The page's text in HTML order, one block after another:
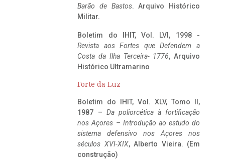
Barão de Bastos. Arquivo Histórico
Militar.
Boletim do IHIT, Vol. LVI, 1998 -
Revista aos Fortes que Defendem a
Costa da Ilha Terceira- 1776, Arquivo
Histórico Ultramarino
Forte da Luz
Boletim do IHIT, Vol. XLV, Tomo II,
1987 – Da poliorcética à fortificação
nos Açores – Introdução ao estudo do
sistema defensivo nos Açores nos
séculos XVI-XIX, Alberto Vieira. (Em
construção)